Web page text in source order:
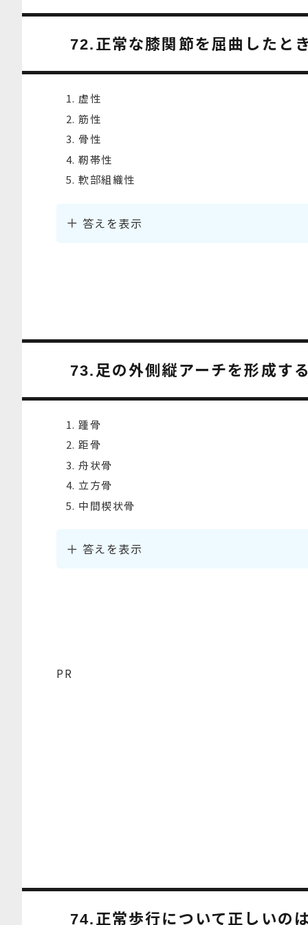
72. 正常な膝関節を屈曲したと
虚性
筋性
骨性
靭帯性
軟部組織性
答えを表示
73. 足の外側縦アーチを形成す
踵骨
距骨
舟状骨
立方骨
中間楔状骨
答えを表示
PR
74. 正常歩行について正しいの